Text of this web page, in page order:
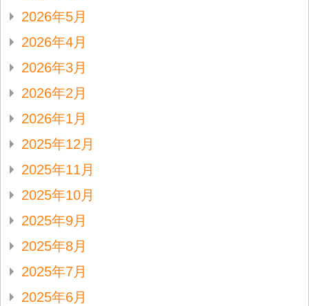
2026年5月
2026年4月
2026年3月
2026年2月
2026年1月
2025年12月
2025年11月
2025年10月
2025年9月
2025年8月
2025年7月
2025年6月